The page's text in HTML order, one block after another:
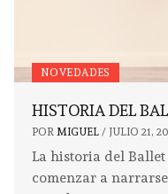
NOVEDADES
HISTORIA DEL
POR MIGUEL / JULIO 21,
La historia del Ballet
comenzar a